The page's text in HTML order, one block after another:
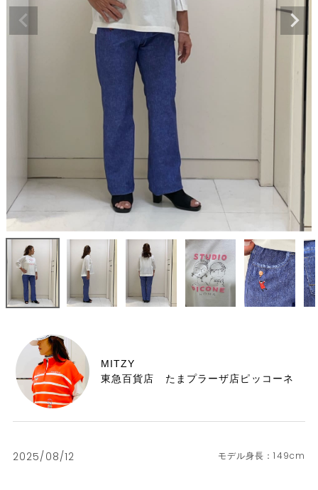
MITZY
東急百貨店 たまプラーザ店ピッコーネ
2025/08/12 149cm